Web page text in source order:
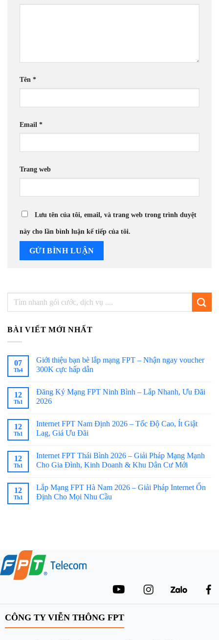
Tên *
Email *
Trang web
Lưu tên của tôi, email, và trang web trong trình duyệt
này cho lần bình luận kế tiếp của tôi.
BÀI VIẾT MỚI NHẤT
07
Th4
Giới thiệu bạn bè lắp mạng FPT – Nhận ngay voucher
300K cực hấp dẫn
12
Th1
Đăng Ký Mạng FPT Ninh Bình – Lắp Nhanh, Ưu Đãi
2026
12
Th1
Internet FPT Nam Định 2026 – Tốc Độ Cao, Ít Giật
Lag, Giá Ưu Đãi
12
Th1
Internet FPT Thái Bình 2026 – Giải Pháp Mạng Mạnh
Cho Gia Đình, Kinh Doanh & Khu Dân Cư Mới
12
Th1
Lắp Mạng FPT Hà Nam 2026 – Giải Pháp Internet Ổn
Định Cho Mọi Nhu Cầu
CÔNG TY VIỄN THÔNG FPT